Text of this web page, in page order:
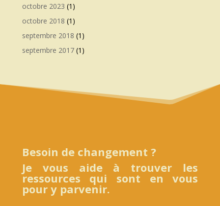
octobre 2023 (1)
octobre 2018 (1)
septembre 2018 (1)
septembre 2017(1)
Besoin de changement ?
Je vous aide à trouver les
ressources qui sont en vous
pour y parvenir.